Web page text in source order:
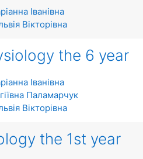
Іванівна
Вікторівна
the 6 year
Іванівна
Паламарчук
Вікторівна
the 1st year